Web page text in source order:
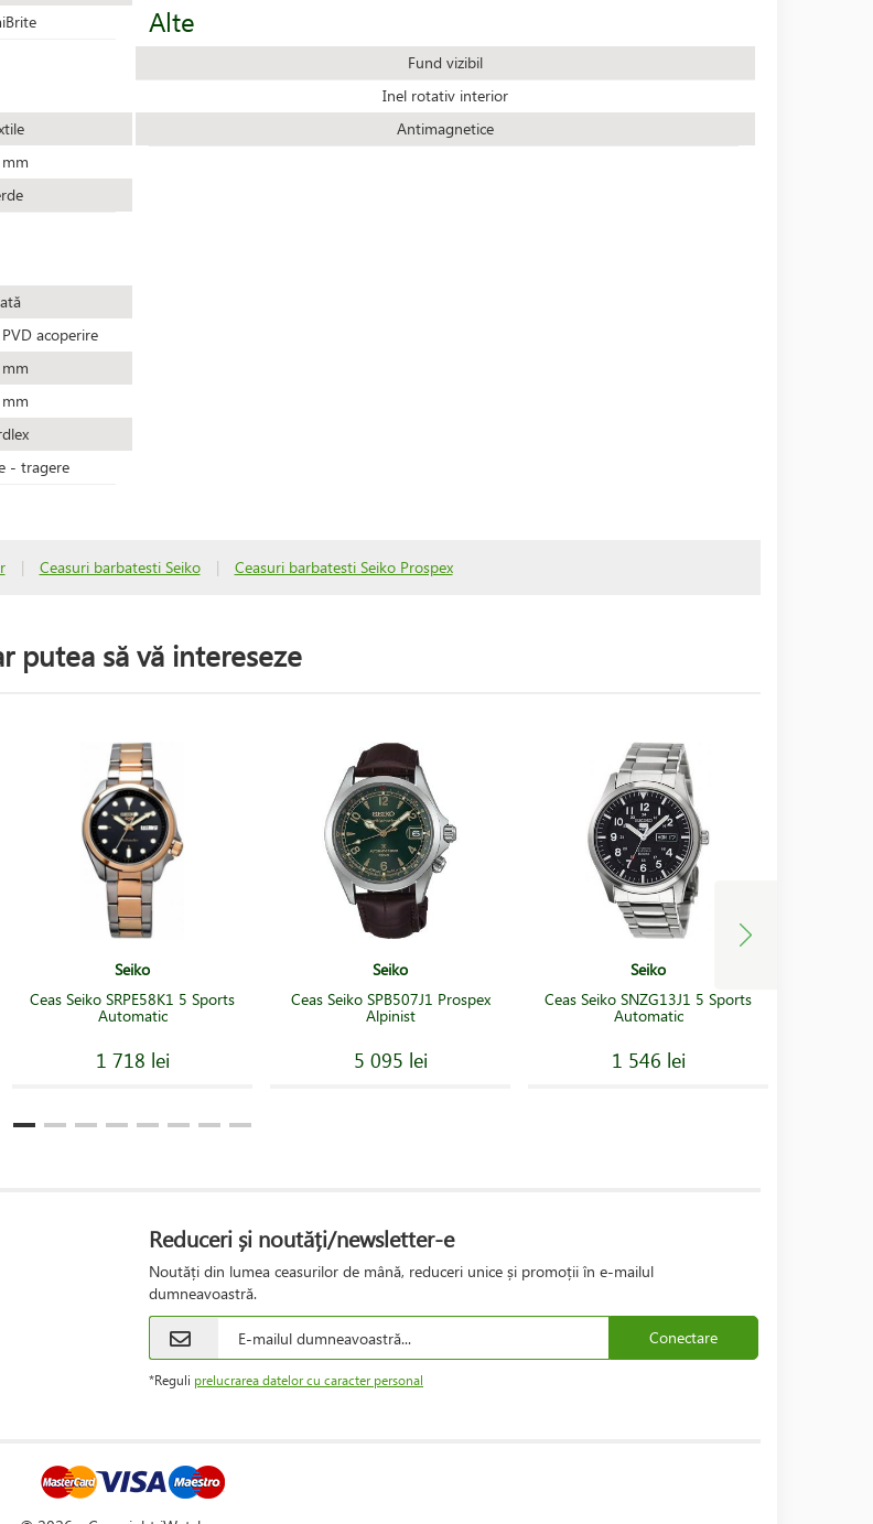
acoperire
- tragere
Alte
Fund vizibil
Inel rotativ interior
Antimagnetice
| Ceasuri barbatesti Seiko | Ceasuri barbatesti Seiko Prospex
putea să vă intereseze
Seiko
Ceas Seiko SRPE58K1 5 Sports
Automatic
1 718 lei
Seiko
Ceas Seiko SPB507J1 Prospex
Alpinist
5 095 lei
Seiko
Ceas Seiko SNZG13J1 5 Sports
Automatic
1 546 lei
Reduceri și noutăți/newsletter-e
Noutăți din lumea ceasurilor de mână, reduceri unice și promoții în e-mailul
dumneavoastră.
Conectare
*Reguli prelucrarea datelor cu caracter personal